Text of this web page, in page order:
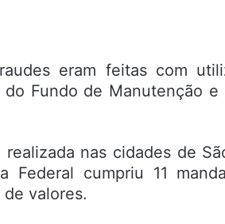
eram feitas com
Fundo de Manutenção e
nas cidades de
Federal cumpriu 11
valores.